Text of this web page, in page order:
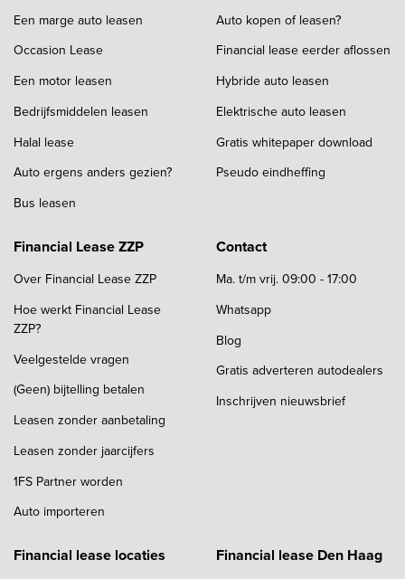
Een marge auto leasen
Occasion Lease
Een motor leasen
Bedrijfsmiddelen leasen
Halal lease
Auto ergens anders gezien?
Bus leasen
Auto kopen of leasen?
Financial lease eerder aflossen
Hybride auto leasen
Elektrische auto leasen
Gratis whitepaper download
Pseudo eindheffing
Financial Lease ZZP
Over Financial Lease ZZP
Hoe werkt Financial Lease
ZZP?
Veelgestelde vragen
(Geen) bijtelling betalen
Leasen zonder aanbetaling
Leasen zonder jaarcijfers
1FS Partner worden
Auto importeren
Contact
Ma. t/m vrij. 09:00 - 17:00
Whatsapp
Blog
Gratis adverteren autodealers
Inschrijven nieuwsbrief
Financial lease locaties Financial lease Den Haag